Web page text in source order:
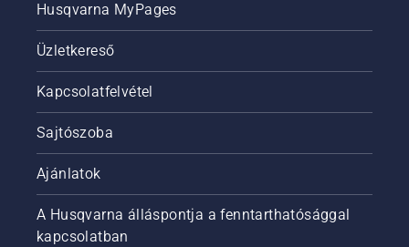
Husqvarna MyPages
Üzletkereső
Kapcsolatfelvétel
Sajtószoba
Ajánlatok
A Husqvarna álláspontja a fenntarthatósággal
kapcsolatban